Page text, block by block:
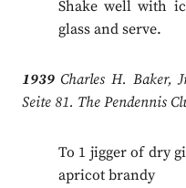
Shake well with
glass and serve.
1939Charles H. Baker,
Seite 81. The Pendennis
To 1 jigger of dry
apricot brandy